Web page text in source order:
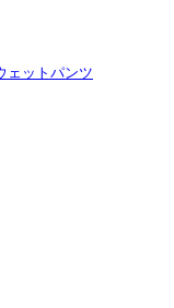
ェットパンツ